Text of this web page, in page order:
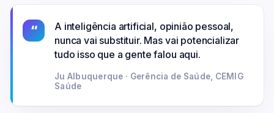
“
A inteligência artificial, opinião pessoal,
nunca vai substituir. Mas vai potencializar
tudo isso que a gente falou aqui.
Ju Albuquerque · Gerência de Saúde, CEMIG
Saúde